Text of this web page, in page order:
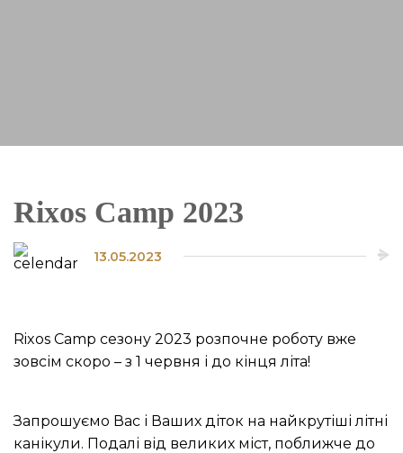
Rixos Camp 2023
13.05.2023
Rixos Camp сезону 2023 розпочне роботу вже
зовсім скоро – з 1 червня і до кінця літа!
Запрошуємо Вас і Ваших діток на найкрутіші літні
канікули. Подалі від великих міст, поближче до